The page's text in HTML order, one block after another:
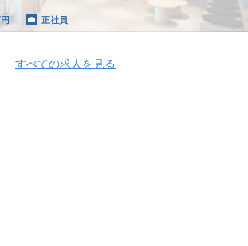
正社員
すべての求人を見る